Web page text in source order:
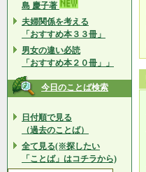
島 慶子著
夫婦関係を考える
「おすすめ本３３冊」
男女の違い必読
「おすすめ本２０冊」」
今日のことば検索
日付順で見る
（過去のことば）
全て見る(※探したい
「ことば」はコチラから)